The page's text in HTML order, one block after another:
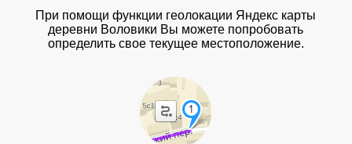
При помощи функции геолокации Яндекс карты
деревни Воловики Вы можете попробовать
определить свое текущее местоположение.